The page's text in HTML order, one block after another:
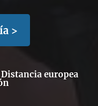
>
europea